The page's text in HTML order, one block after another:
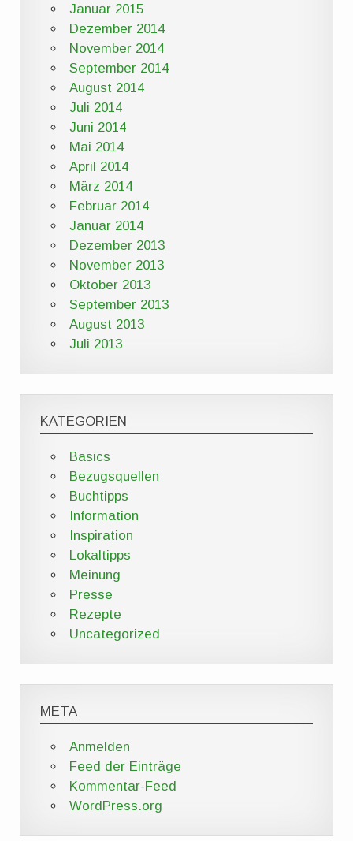
Januar 2015
Dezember 2014
November 2014
September 2014
August 2014
Juli 2014
Juni 2014
Mai 2014
April 2014
März 2014
Februar 2014
Januar 2014
Dezember 2013
November 2013
Oktober 2013
September 2013
August 2013
Juli 2013
KATEGORIEN
Basics
Bezugsquellen
Buchtipps
Information
Inspiration
Lokaltipps
Meinung
Presse
Rezepte
Uncategorized
META
Anmelden
Feed der Einträge
Kommentar-Feed
WordPress.org